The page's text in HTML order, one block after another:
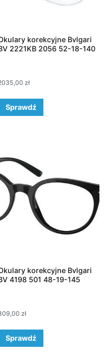
korekcyjne Bvlgari
2221KB 2056 52-18-140
zł
Sprawdź
korekcyjne Bvlgari
4198 501 48-19-145
zł
Sprawdź